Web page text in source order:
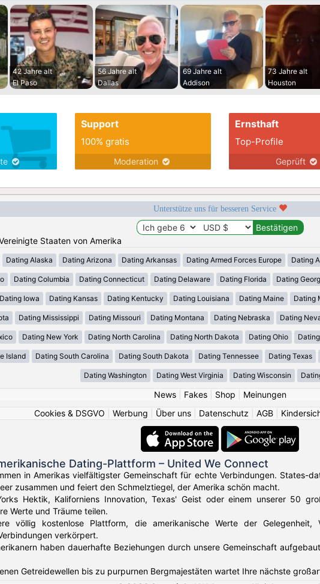
42 Jahre alt
El Paso
56 Jahre alt
Dallas
69 Jahre alt
Addison
73 Jahre alt
Houston
Support
100% gratis
Moderation
Ernsthaft
Top-Profile
Geprüft
Unterstütze uns für besseren Service
Staaten von Amerika
Dating Alaska Dating Arizona Dating Arkansas Dating Armed Forces Europe Dating
Dating Columbia Dating Connecticut Dating Delaware Dating Florida Dating
Dating Iowa Dating Kansas Dating Kentucky Dating Louisiana Dating Maine Dating
Dating Mississippi Dating Missouri Dating Montana Dating Nebraska Dating
Dating New York Dating North Carolina Dating North Dakota Dating Ohio
Island Dating South Carolina Dating South Dakota Dating Tennessee Dating Texas
Dating Washington Dating West Virginia Dating Wisconsin
News| Fakes| Shop
Meinungen
Cookies & DSGVO
Werbung Über uns Datenschutz AGB
Dating-Plattform – United We Connect
in Amerikas vielfältigster Gemeinschaft für echte Verbindungen. States-
zusammen und feiert den Schmelztiegel, der Amerika schön macht.
Hektik, Kaliforniens Innovation, Texas' Geist oder einem unserer 50
Werte und Träume teilen.
völlig kostenlose Plattform, die amerikanische Werte der
verkörpert.
haben dauerhafte Beziehungen durch unsere Gemeinschaft
Getreidewellen bis zu purpurnen Bergmajestäten wartet Ihre nächste